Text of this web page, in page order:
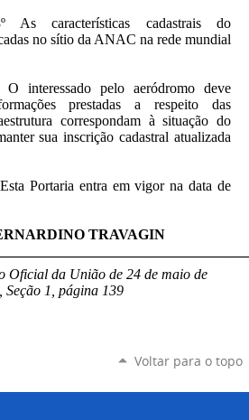
As características cadastrais do
no sítio da ANAC na rede mundial
interessado pelo aeródromo deve
prestadas a respeito das
correspondam à situação do
sua inscrição cadastral atualizada
Portaria entra em vigor na data de
TRAVAGIN
Oficial da União de 24 de maio de
Seção 1, página 139
Voltar para o topo